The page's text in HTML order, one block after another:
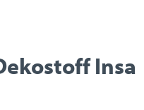
Insa